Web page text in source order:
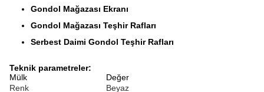
Gondol Mağazası Ekranı
Gondol Mağazası Teşhir Rafları
Serbest Daimi Gondol Teşhir Rafları
Teknik parametreler:
Mülk
Değer
Renk
Beyaz